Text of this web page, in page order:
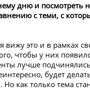
дню и посмотреть
с теми, с
это и в рамках
чтобы у них
лучше
будет
Но как только тема